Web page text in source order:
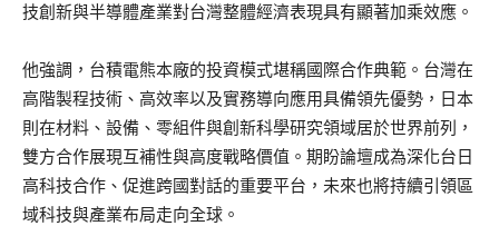
技創新與半導體產業對台灣整體經濟表現具有顯著加乘效應。
他強調，台積電熊本廠的投資模式堪稱國際合作典範。台灣在
高階製程技術、高效率以及實務導向應用具備領先優勢，日本
則在材料、設備、零組件與創新科學研究領域居於世界前列，
雙方合作展現互補性與高度戰略價值。期盼論壇成為深化台日
高科技合作、促進跨國對話的重要平台，未來也將持續引領區
域科技與產業布局走向全球。